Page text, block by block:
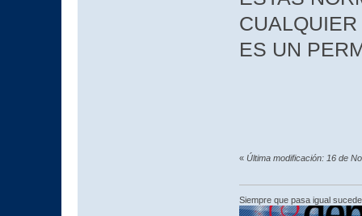
ES UN
« Última modificación: 16 de
Siempre que pasa igual